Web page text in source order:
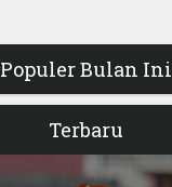
Populer Bulan Ini
Terbaru